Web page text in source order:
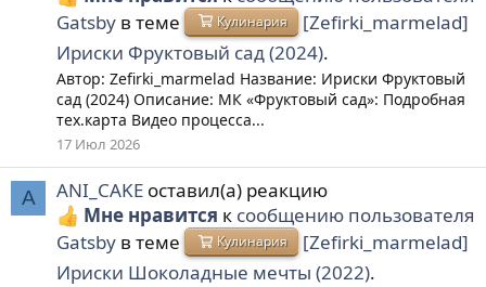
Gatsby в теме Кулинария
[Zefirki_marmelad]
Ириски Фруктовый сад (2024).
Автор: Zefirki_marmelad Название: Ириски Фруктовый
сад (2024) Описание: МК «Фруктовый сад»: Подробная
тех.карта Видео процесса...
17 Июл 2026
A ANI_CAKE оставил(а) реакцию
Мне нравится к сообщению пользователя
Gatsby в теме Кулинария
[Zefirki_marmelad]
Ириски Шоколадные мечты (2022).